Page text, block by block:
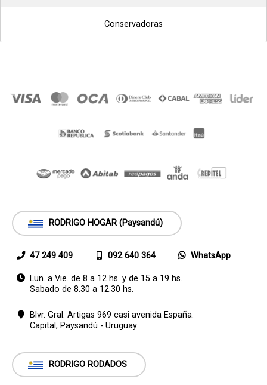
Conservadoras
RODRIGO HOGAR (Paysandú)
47 249 409 092 640 364 WhatsApp
Lun. a Vie. de 8 a 12 hs. y de 15 a 19 hs.
Sabado de 8.30 a 12.30 hs.
Blvr. Gral. Artigas 969 casi avenida España.
Capital, Paysandú - Uruguay
RODRIGO RODADOS